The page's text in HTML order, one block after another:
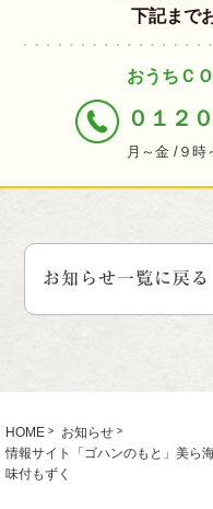
下記まで
おうちＣ
０１２
月～金 /９
お知らせ一覧に戻る
HOME
お知らせ
情報サイト「ゴハンのもと」美
味付もずく